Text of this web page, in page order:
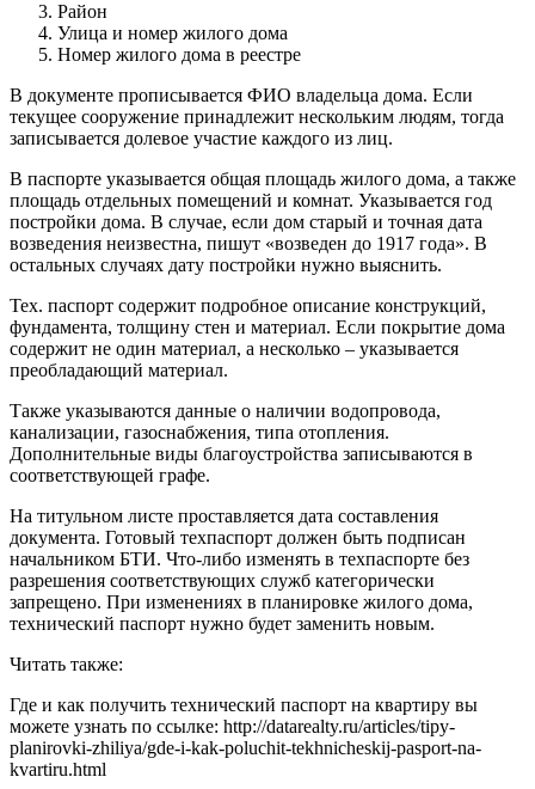
Район
Улица и номер жилого дома
Номер жилого дома в реестре
В документе прописывается ФИО владельца дома. Если
текущее сооружение принадлежит нескольким людям, тогда
записывается долевое участие каждого из лиц.
В паспорте указывается общая площадь жилого дома, а также
площадь отдельных помещений и комнат. Указывается год
постройки дома. В случае, если дом старый и точная дата
возведения неизвестна, пишут «возведен до 1917 года». В
остальных случаях дату постройки нужно выяснить.
Тех. паспорт содержит подробное описание конструкций,
фундамента, толщину стен и материал. Если покрытие дома
содержит не один материал, а несколько – указывается
преобладающий материал.
Также указываются данные о наличии водопровода,
канализации, газоснабжения, типа отопления.
Дополнительные виды благоустройства записываются в
соответствующей графе.
На титульном листе проставляется дата составления
документа. Готовый техпаспорт должен быть подписан
начальником БТИ. Что-либо изменять в техпаспорте без
разрешения соответствующих служб категорически
запрещено. При изменениях в планировке жилого дома,
технический паспорт нужно будет заменить новым.
Читать также:
Где и как получить технический паспорт на квартиру вы
можете узнать по ссылке: http://datarealty.ru/articles/tipy-
planirovki-zhiliya/gde-i-kak-poluchit-tekhnicheskij-pasport-na-
kvartiru.html